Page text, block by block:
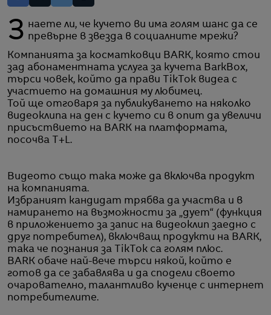
Знаете ли, че кучето ви има голям шанс да се превърне в звезда в социалните мрежи?
Компанията за косматковци BARK, която стои
зад абонаментната услуга за кучета BarkBox,
търси човек, който да прави TikTok видеа с
участието на домашния му любимец.
Той ще отговаря за публикуването на няколко
видеоклипа на ден с кучето си в опит да увеличи
присъствието на BARK на платформата,
посочва T+L.
Видеото също така може да включва продукт
на компанията.
Избраният кандидат трябва да участва и в
намирането на възможности за „дует“ (функция
в приложението за запис на видеоклип заедно с
друг потребител), включващ продукти на BARK,
така че познания за TikTok са голям плюс.
BARK обаче най-вече търси някой, който е
готов да се забавлява и да сподели своето
очарователно, талантливо кученце с интернет
потребителите.